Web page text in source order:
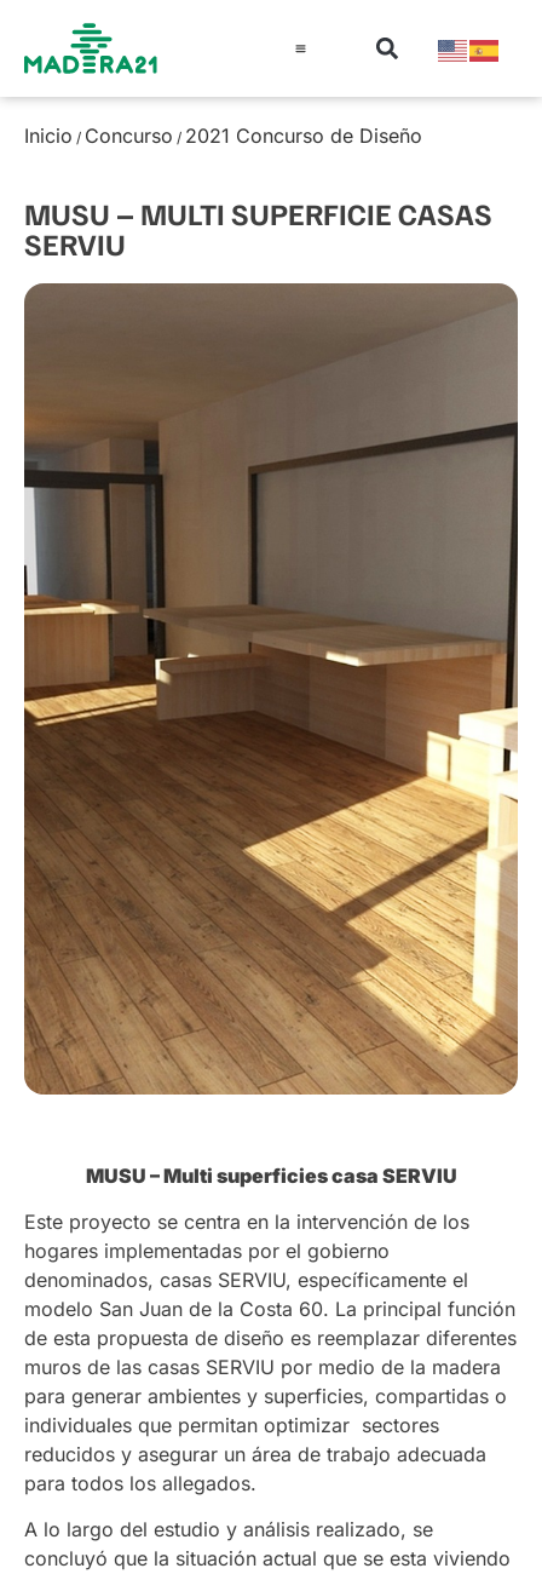
Inicio / Concurso / 2021 Concurso de Diseño
MUSU – MULTI SUPERFICIE CASAS
SERVIU
MUSU – Multi superficies casa SERVIU
Este proyecto se centra en la intervención de los
hogares implementadas por el gobierno
denominados, casas SERVIU, específicamente el
modelo San Juan de la Costa 60. La principal función
de esta propuesta de diseño es reemplazar diferentes
muros de las casas SERVIU por medio de la madera
para generar ambientes y superficies, compartidas o
individuales que permitan optimizar sectores
reducidos y asegurar un área de trabajo adecuada
para todos los allegados.
A lo largo del estudio y análisis realizado, se
concluyó que la situación actual que se esta viviendo